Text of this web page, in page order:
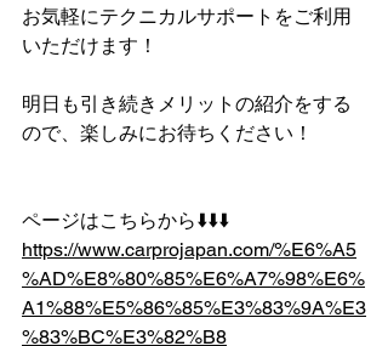
お気軽にテクニカルサポートをご利用
いただけます！
明日も引き続きメリットの紹介をする
ので、楽しみにお待ちください！
ページはこちらから⬇️⬇️⬇️
https://www.carprojapan.com/%E6%A5
%AD%E8%80%85%E6%A7%98%E6%
A1%88%E5%86%85%E3%83%9A%E3
%83%BC%E3%82%B8